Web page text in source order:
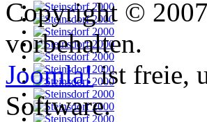
Copyright ©
vorbehalten.
Joomla!ist freie,
Software.